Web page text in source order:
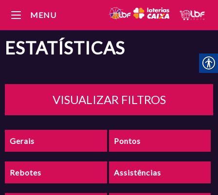
MENU
ESTATÍSTICAS
VISUALIZAR FILTROS
Gerais Pontos
Rebotes Assistências